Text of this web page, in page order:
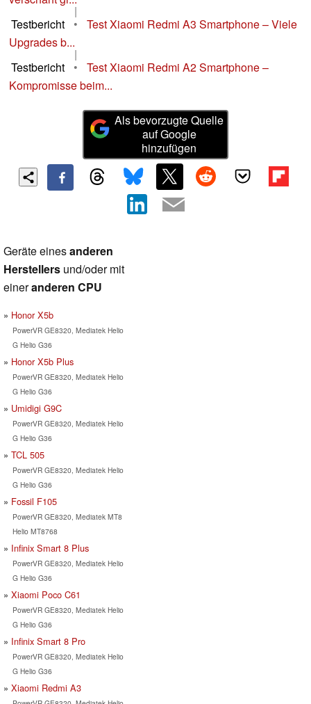
|
Testbericht
•
Test Xiaomi Redmi A3 Smartphone – Viele
Upgrades b...
|
Testbericht
•
Test Xiaomi Redmi A2 Smartphone –
Kompromisse beim...
Als bevorzugte Quelle
auf Google
hinzufügen
Geräte einesanderen
Herstellers und/oder mit
eineranderen CPU
Honor X5b
PowerVR GE8320, Mediatek Helio
G Helio G36
Honor X5b Plus
PowerVR GE8320, Mediatek Helio
G Helio G36
Umidigi G9C
PowerVR GE8320, Mediatek Helio
G Helio G36
TCL 505
PowerVR GE8320, Mediatek Helio
G Helio G36
Fossil F105
PowerVR GE8320, Mediatek MT8
Helio MT8768
Infinix Smart 8 Plus
PowerVR GE8320, Mediatek Helio
G Helio G36
Xiaomi Poco C61
PowerVR GE8320, Mediatek Helio
G Helio G36
Infinix Smart 8 Pro
PowerVR GE8320, Mediatek Helio
G Helio G36
Xiaomi Redmi A3